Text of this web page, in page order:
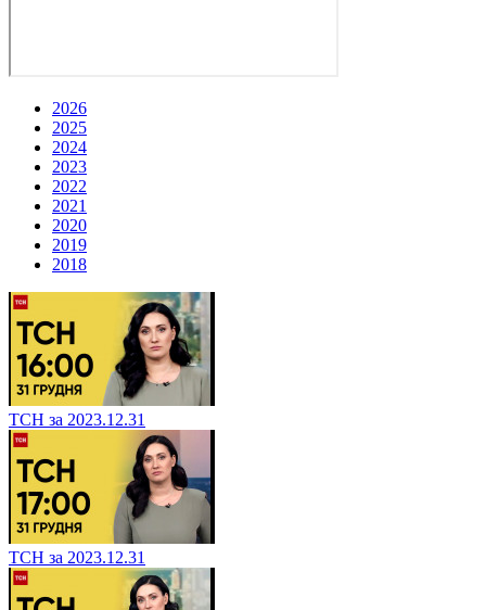
2026
2025
2024
2023
2022
2021
2020
2019
2018
ТСН за 2023.12.31
ТСН за 2023.12.31